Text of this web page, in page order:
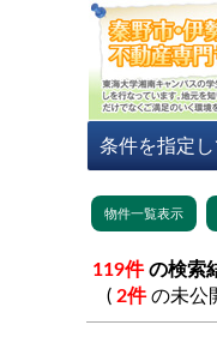
119件 の検索
( 2件 の未公